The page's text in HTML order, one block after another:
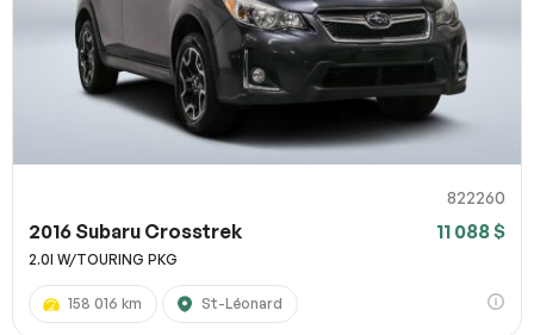
822260
2016 Subaru Crosstrek 11 088 $
2.0I W/TOURING PKG
158 016 km St-Léonard